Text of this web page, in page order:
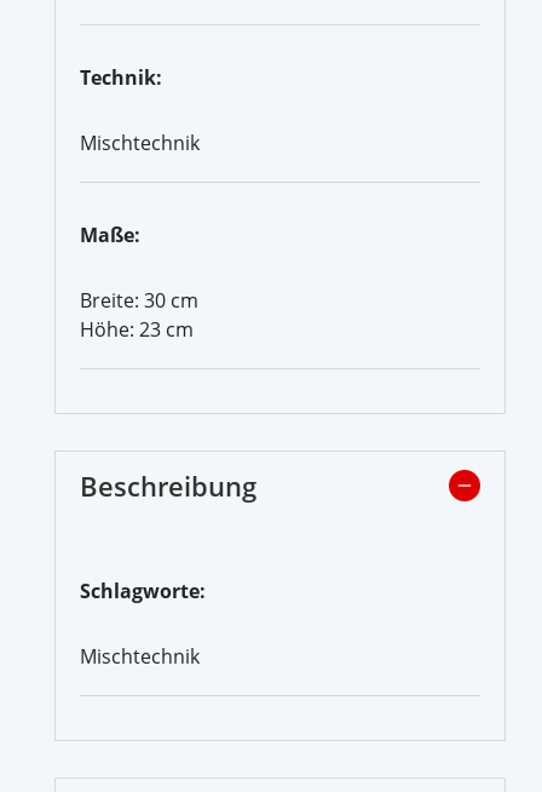
Technik:
Mischtechnik
Maße:
Breite: 30 cm
Höhe: 23 cm
Beschreibung
Schlagworte:
Mischtechnik